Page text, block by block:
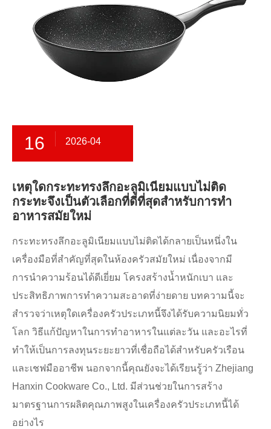
16 2026-04
เหตุใดกระทะทรงลึกอะลูมิเนียมแบบไม่ติด
กระทะจึงเป็นตัวเลือกที่ดีที่สุดสำหรับการทำ
อาหารสมัยใหม่
​กระทะทรงลึกอะลูมิเนียมแบบไม่ติดได้กลายเป็นหนึ่งใน
เครื่องมือที่สำคัญที่สุดในห้องครัวสมัยใหม่ เนื่องจากมี
การนำความร้อนได้ดีเยี่ยม โครงสร้างน้ำหนักเบา และ
ประสิทธิภาพการทำความสะอาดที่ง่ายดาย บทความนี้จะ
สำรวจว่าเหตุใดเครื่องครัวประเภทนี้จึงได้รับความนิยมทั่ว
โลก วิธีแก้ปัญหาในการทำอาหารในแต่ละวัน และอะไรที่
ทำให้เป็นการลงทุนระยะยาวที่เชื่อถือได้สำหรับครัวเรือน
และเชฟมืออาชีพ นอกจากนี้คุณยังจะได้เรียนรู้ว่า Zhejiang
Hanxin Cookware Co., Ltd. มีส่วนช่วยในการสร้าง
มาตรฐานการผลิตคุณภาพสูงในเครื่องครัวประเภทนี้ได้
อย่างไร